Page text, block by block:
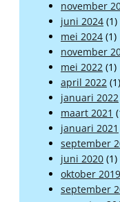
november
juni 2024 (1)
mei 2024 (1)
november
mei 2022 (1)
april 2022 (1)
januari 2022
maart 2021
januari 2021
september
juni 2020 (1)
oktober 2019
september